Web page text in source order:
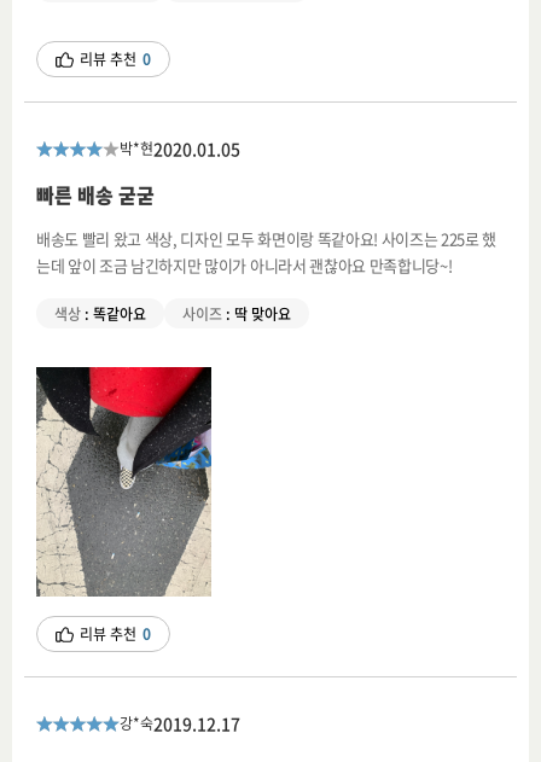
리뷰 추천 0
박*현2020.01.05
빠른 배송 굳굳
배송도 빨리 왔고 색상, 디자인 모두 화면이랑 똑같아요! 사이즈는 225로 했
는데 앞이 조금 남긴하지만 많이가 아니라서 괜찮아요 만족합니당~!
색상 : 똑같아요 사이즈 : 딱 맞아요
리뷰 추천 0
강*숙2019.12.17